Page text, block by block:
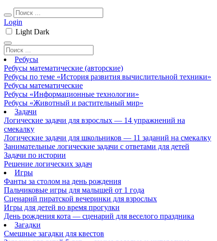
Login
Light Dark
Ребусы
Ребусы математические (авторские)
Ребусы по теме «История развития вычислительной техники»
Ребусы математические
Ребусы «Информационные технологии»
Ребусы «Животный и растительный мир»
Задачи
Логические задачи для взрослых — 14 упражнений на
смекалку
Логические задачи для школьников — 11 заданий на смекалку
Занимательные логические задачи с ответами для детей
Задачи по истории
Решение логических задач
Игры
Фанты за столом на день рождения
Пальчиковые игры для малышей от 1 года
Сценарий пиратской вечеринки для взрослых
Игры для детей во время прогулки
День рождения кота — сценарий для веселого праздника
Загадки
Смешные загадки для квестов